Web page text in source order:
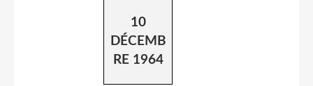
10
DÉCEMB
RE 1964